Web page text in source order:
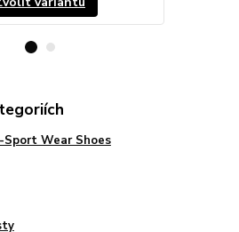
Wear Shoes